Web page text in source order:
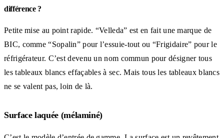
différence ?
Petite mise au point rapide. “Velleda” est en fait une marque de
BIC, comme “Sopalin” pour l’essuie-tout ou “Frigidaire” pour le
réfrigérateur. C’est devenu un nom commun pour désigner tous
les tableaux blancs effaçables à sec. Mais tous les tableaux blancs
ne se valent pas, loin de là.
Surface laquée (mélaminé)